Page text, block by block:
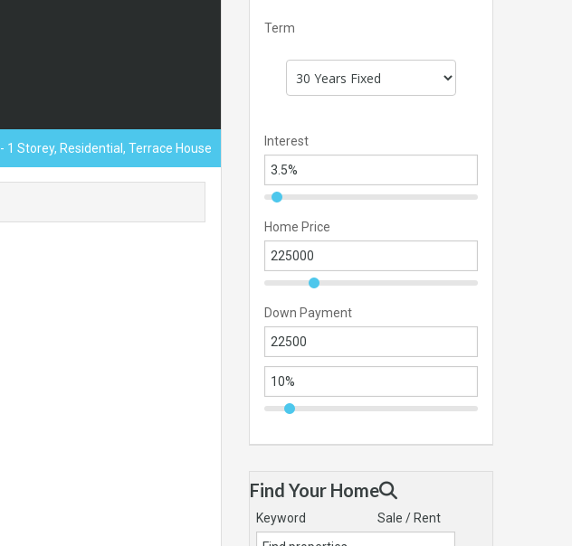
- 1 Storey, Residential, Terrace House
Term
Interest
Home Price
Down Payment
Find Your Home
Keyword Sale / Rent